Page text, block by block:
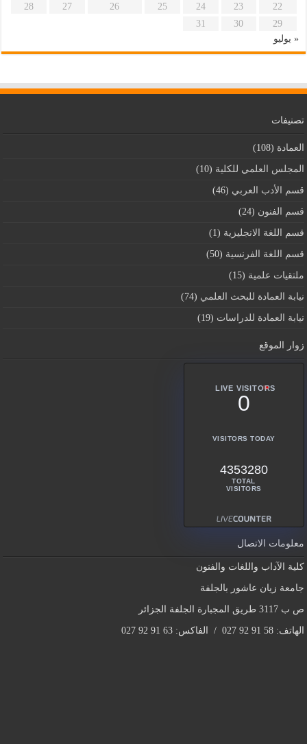
22
23
24
25
26
27
28
29
30
31
« يوليو
تصنيفات
العمادة (108)
المجلس العلمي للكلية (10)
قسم اﻷدب العربي (46)
قسم الفنون (24)
قسم اللغة الانجليزية (1)
قسم اللغة الفرنسية (50)
ملتقيات علمية (15)
نيابة العمادة للبحث العلمي (74)
نيابة العمادة للدراسات (19)
زوار الموقع
LIVE VISITORS
0
VISITORS TODAY
4353280
TOTAL
VISITORS
معلومات الاتصال
كلية الآداب واللغات والفنون
جامعة زيان عاشور بالجلفة
ص ب 3117 طريق المجبارة الجلفة الجزائر
الهاتف: 58 91 92 027 / الفاكس: 63 91 92 027